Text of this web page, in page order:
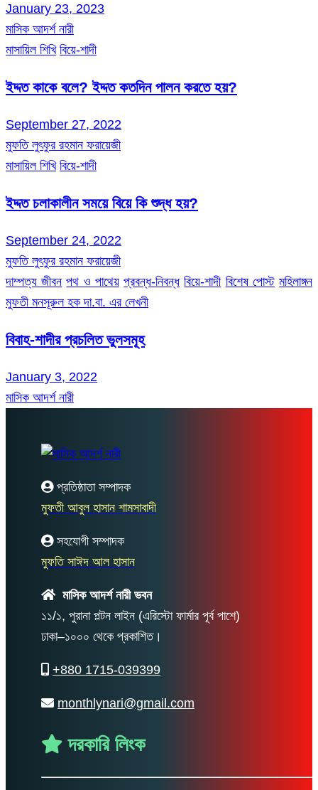
January 23, 2023
মাসিক আদর্শ নারী
মাসায়িল শিখি বিয়ে-শাদী
ইদ্দত কাকে বলে? ইদ্দত কতদিন পালন করতে হয়?
September 27, 2022
মুফতি লুৎফুর রহমান ফরায়েজী
মাসায়িল শিখি বিয়ে-শাদী
ইদ্দত চলাকালীন সময়ে বিয়ে কি শুদ্ধ হয়?
September 24, 2022
মুফতি লুৎফুর রহমান ফরায়েজী
দাম্পত্য জীবন পথ ও পাথেয় প্রবন্ধ-নিবন্ধ বিয়ে-শাদী বিশেষ পোস্ট মহিলাঙ্গন
মুফতী মনসূরুল হক দা.বা. এর লেখনী
বিবাহ-শাদীর প্রচলিত ভুলসমূহ
January 3, 2022
মাসিক আদর্শ নারী
প্রতিষ্ঠাতা সম্পাদক
মুফতী আবুল হাসান শামসাবাদী
সহযোগী সম্পাদক
মুফতি সাঈদ আল হাসান
মাসিক আদর্শ নারী ভবন
১১/১, পুরানা পল্টন লাইন (এরিস্টো ফার্মার পূর্ব পাশে)
ঢাকা–১০০০ থেকে প্রকাশিত।
+880 1715-039399
monthlynari@gmail.com
দরকারি লিংক